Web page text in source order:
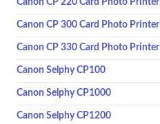
Canon CP 220 Card Photo Printer
Canon CP 300 Card Photo Printer
Canon CP 330 Card Photo Printer
Canon Selphy CP100
Canon Selphy CP1000
Canon Selphy CP1200